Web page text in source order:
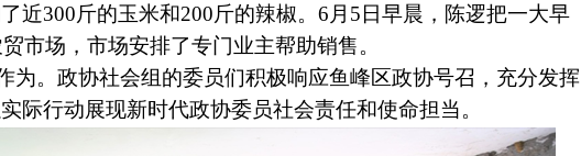
近300斤的玉米和200斤的辣椒。6月5日早晨，陈逻把一大早
市场，市场安排了专门业主帮助销售。
为。政协社会组的委员们积极响应鱼峰区政协号召， 充分发挥
际行动展现新时代政协委员社会责任和使命担当。